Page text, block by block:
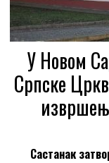
У Новом
Српске
Састанак